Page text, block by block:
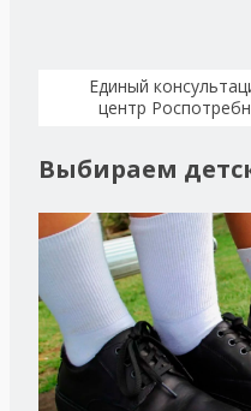
Единый
центр
Выбираем